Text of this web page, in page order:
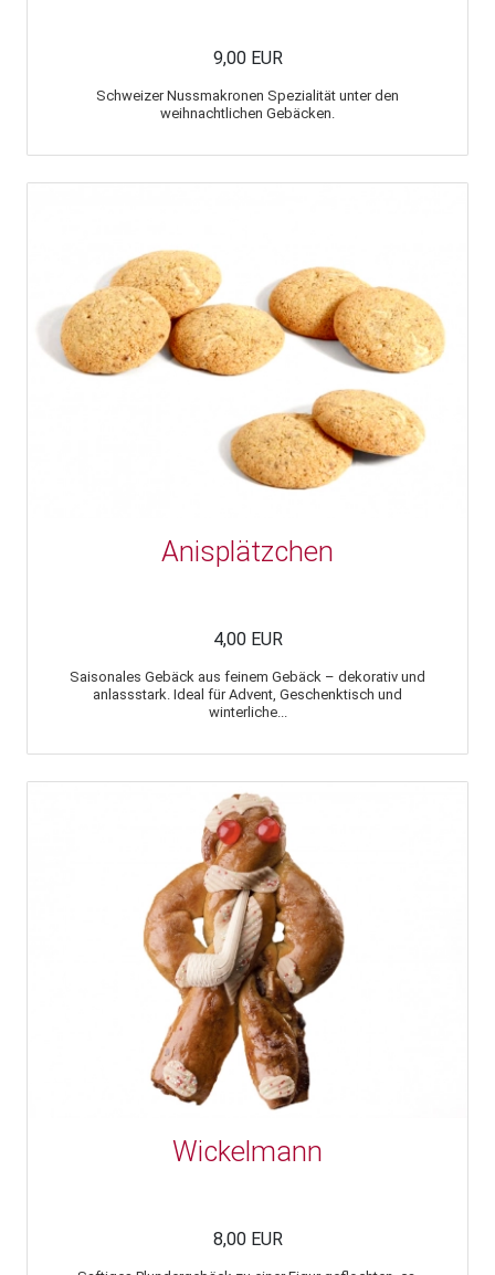
9,00 EUR
Schweizer Nussmakronen Spezialität unter den
weihnachtlichen Gebäcken.
Anisplätzchen
4,00 EUR
Saisonales Gebäck aus feinem Gebäck – dekorativ und
anlassstark. Ideal für Advent, Geschenktisch und
winterliche...
Wickelmann
8,00 EUR